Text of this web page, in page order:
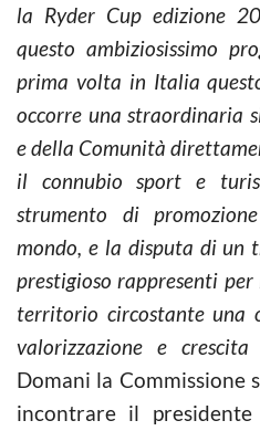
la Ryder Cup edizione
questo ambiziosissimo
prima volta in Italia
occorre una straordinaria
e della Comunità
il connubio sport e
strumento di
mondo, e la disputa di un
prestigioso rappresenti
territorio circostante una
valorizzazione e
Domani la Commissione
incontrare il